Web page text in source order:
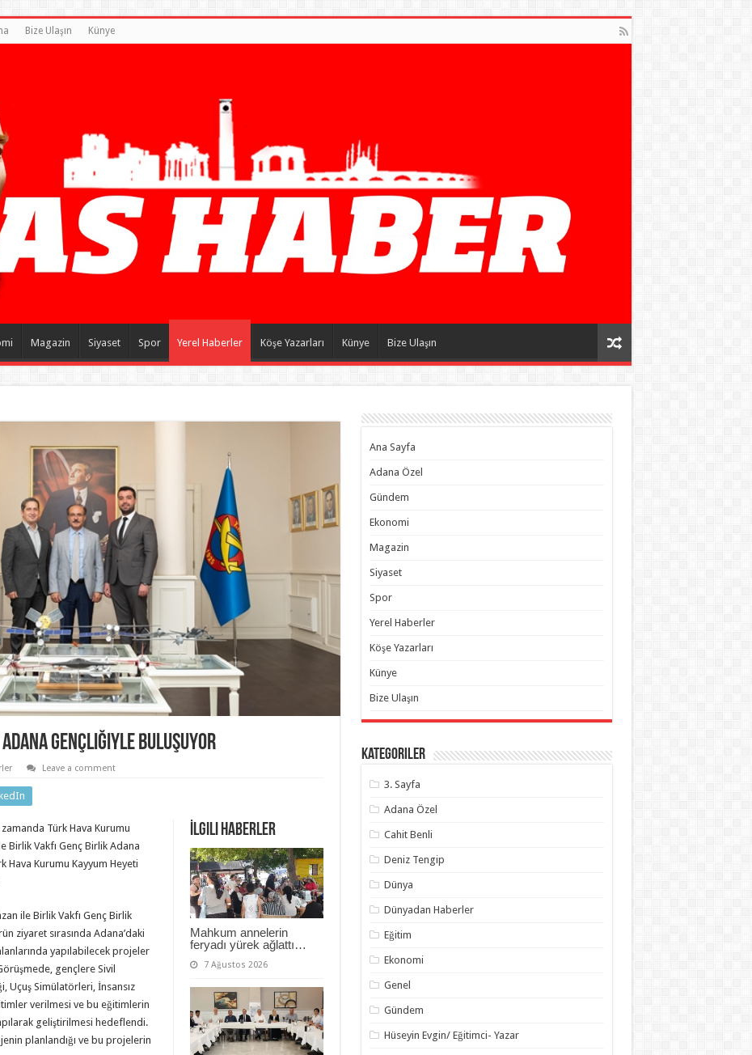
Bize Ulaşın Künye
Magazin Siyaset Spor Yerel Haberler Köşe Yazarları Künye Bize Ulaşın
Adana Gençliğiyle Buluşuyor
Leave a comment
İlgili Haberler
Mahkum annelerin
feryadı yürek ağlattı…
7 Ağustos 2026
zamanda Türk Hava Kurumu
Birlik Vakfı Genç Birlik Adana
Hava Kurumu Kayyum Heyeti
ile Birlik Vakfı Genç Birlik
ziyaret sırasında Adana’daki
yapılabilecek projeler
gençlere Sivil
Uçuş Simülatörleri, İnsansız
verilmesi ve bu eğitimlerin
geliştirilmesi hedeflendi.
planlandığı ve bu projelerin
Ana Sayfa
Adana Özel
Gündem
Ekonomi
Magazin
Siyaset
Spor
Yerel Haberler
Köşe Yazarları
Künye
Bize Ulaşın
Kategoriler
3. Sayfa
Adana Özel
Cahit Benli
Deniz Tengip
Dünya
Dünyadan Haberler
Eğitim
Ekonomi
Genel
Gündem
Hüseyin Evgin/ Eğitimci- Yazar